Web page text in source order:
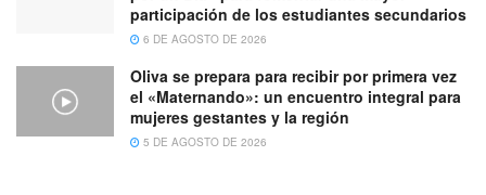
participación de los estudiantes secundarios
6 DE AGOSTO DE 2026
Oliva se prepara para recibir por primera vez
el «Maternando»: un encuentro integral para
mujeres gestantes y la región
5 DE AGOSTO DE 2026